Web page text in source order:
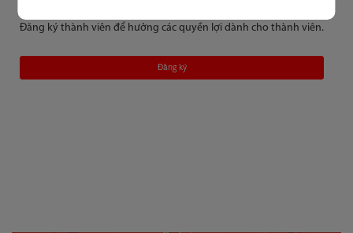
Đăng ký thành viên để hưởng các quyền lợi dành cho thành viên.
Đăng ký